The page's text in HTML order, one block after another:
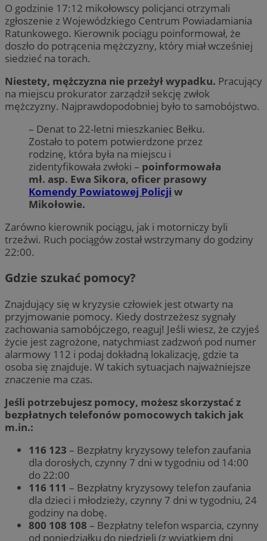
O godzinie 17:12 mikołowscy policjanci otrzymali
zgłoszenie z Wojewódzkiego Centrum Powiadamiania
Ratunkowego. Kierownik pociągu poinformował, że
doszło do potrącenia mężczyzny, który miał wcześniej
siedzieć na torach.
Niestety, mężczyzna nie przeżył wypadku. Pracujący
na miejscu prokurator zarządził sekcję zwłok
mężczyzny. Najprawdopodobniej było to samobójstwo.
– Denat to 22-letni mieszkaniec Bełku.
Zostało to potem potwierdzone przez
rodzinę, która była na miejscu i
zidentyfikowała zwłoki – poinformowała
mł. asp. Ewa Sikora, oficer prasowy
Komendy Powiatowej Policji w
Mikołowie.
Zarówno kierownik pociągu, jak i motorniczy byli
trzeźwi. Ruch pociągów został wstrzymany do godziny
22:00.
Gdzie szukać pomocy?
Znajdujący się w kryzysie człowiek jest otwarty na
przyjmowanie pomocy. Kiedy dostrzeżesz sygnały
zachowania samobójczego, reaguj! Jeśli wiesz, że czyjeś
życie jest zagrożone, natychmiast zadzwoń pod numer
alarmowy 112 i podaj dokładną lokalizację, gdzie ta
osoba się znajduje. W takich sytuacjach najważniejsze
znaczenie ma czas.
Jeśli potrzebujesz pomocy, możesz skorzystać z
bezpłatnych telefonów pomocowych takich jak
m.in.:
116 123 – Bezpłatny kryzysowy telefon zaufania
dla dorosłych, czynny 7 dni w tygodniu od 14:00
do 22:00
116 111 – Bezpłatny kryzysowy telefon zaufania
dla dzieci i młodzieży, czynny 7 dni w tygodniu, 24
godziny na dobę.
800 108 108 – Bezpłatny telefon wsparcia, czynny
od poniedziałku do niedzieli (z wyjątkiem dni